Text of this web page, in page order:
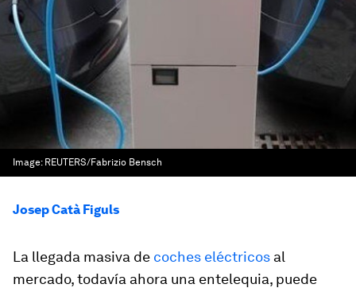
Image: REUTERS/Fabrizio Bensch
Josep Catà Figuls
La llegada masiva de coches eléctricos al
mercado, todavía ahora una entelequia, puede